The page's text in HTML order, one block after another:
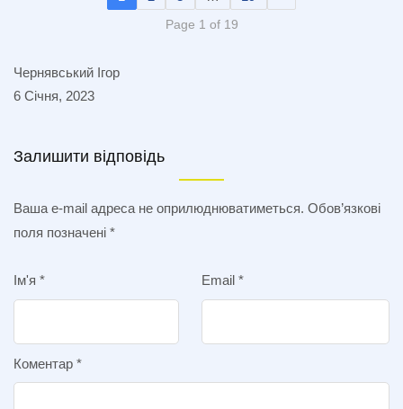
Page 1 of 19
Чернявський Ігор
6 Січня, 2023
Залишити відповідь
Ваша e-mail адреса не оприлюднюватиметься. Обов’язкові
поля позначені *
Ім'я * Email *
Коментар *